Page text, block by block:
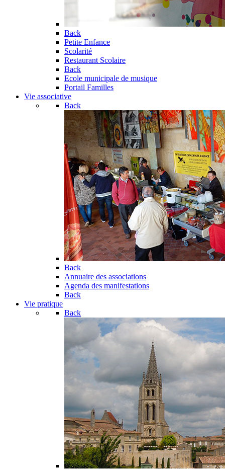
Back
Petite Enfance
Scolarité
Restaurant Scolaire
Back
Ecole municipale de musique
Portail Familles
Vie associative
Back
Back
Annuaire des associations
Agenda des manifestations
Back
Vie pratique
Back